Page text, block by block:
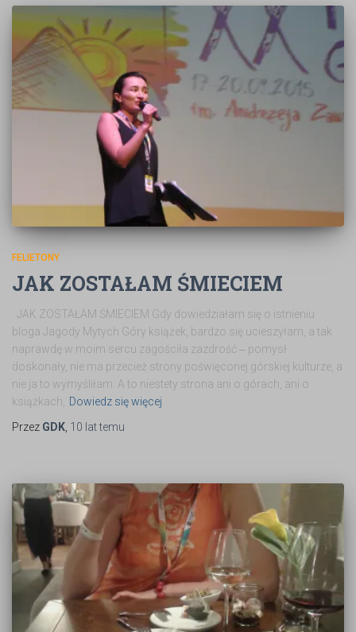
FELIETONY
JAK ZOSTAŁAM ŚMIECIEM
JAK ZOSTAŁAM ŚMIECIEM Gdy dowiedziałam się o istnieniu
bloga Jagody Mytych Góry książek, bardzo się ucieszyłam, a tak
naprawdę w moim sercu zagościła zazdrość ‒ pomysł
doskonały, nie ma przecież strony poświęconej górskiej kulturze, a
nie ja to wymyśliłam. A to niestety strona ani o górach, ani o
książkach, Dowiedz się więcej
Przez GDK, 10 lattemu